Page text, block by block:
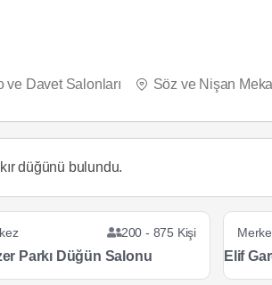
ve Davet Salonları Söz ve Nişan
düğünü bulundu.
200 - 875 Kişi
Parkı Düğün Salonu Elif